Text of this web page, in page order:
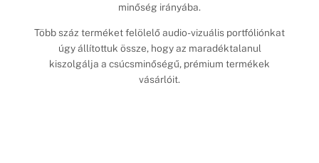
minőség irányába.
Több száz terméket felölelő audio-vizuális portfóliónkat
úgy állítottuk össze, hogy az maradéktalanul
kiszolgálja a csúcsminőségű, prémium termékek
vásárlóit.